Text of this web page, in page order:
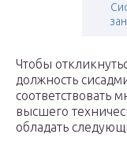
Чтобы
должность
соответствовать
высшего
обладать